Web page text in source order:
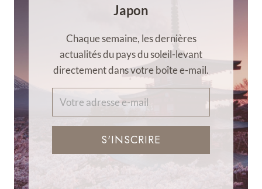
Japon
Chaque semaine, les dernières
actualités du pays du soleil-levant
directement dans votre boîte e-mail.
S'INSCRIRE